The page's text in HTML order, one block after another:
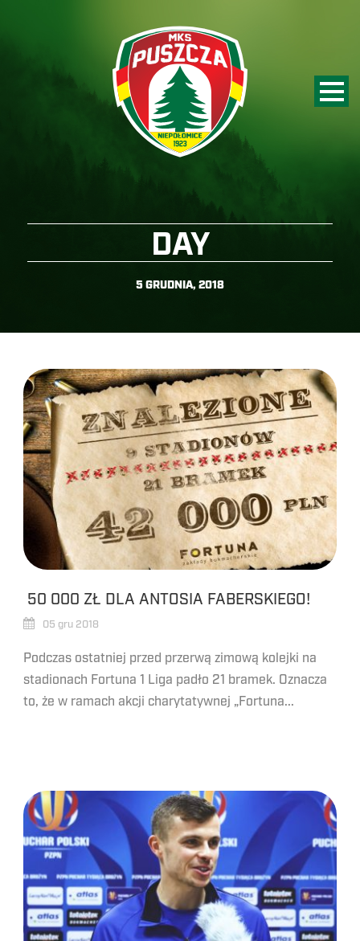
DAY
5 GRUDNIA, 2018
50 000 ZŁ DLA ANTOSIA FABERSKIEGO!
05 gru 2018
Podczas ostatniej przed przerwą zimową kolejki na
stadionach Fortuna 1 Liga padło 21 bramek. Oznacza
to, że w ramach akcji charytatywnej „Fortuna...